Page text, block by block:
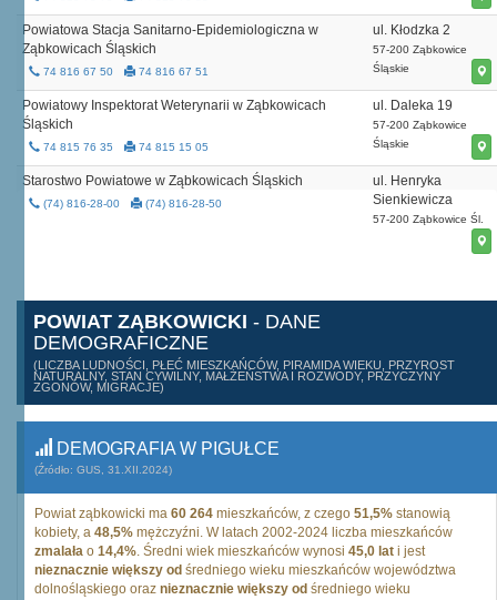
Powiatowa Stacja Sanitarno-Epidemiologiczna w
Ząbkowicach Śląskich
74 816 67 50 74 816 67 51
ul. Kłodzka 2
57-200 Ząbkowice
Śląskie
Powiatowy Inspektorat Weterynarii w Ząbkowicach
Śląskich
74 815 76 35 74 815 15 05
ul. Daleka 19
57-200 Ząbkowice
Śląskie
Starostwo Powiatowe w Ząbkowicach Śląskich
(74) 816-28-00 (74) 816-28-50
ul. Henryka
Sienkiewicza
57-200 Ząbkowice Śl.
POWIAT ZĄBKOWICKI - DANE
DEMOGRAFICZNE
(LICZBA LUDNOŚCI, PŁEĆ MIESZKAŃCÓW, PIRAMIDA WIEKU, PRZYROST
NATURALNY, STAN CYWILNY, MAŁŻEŃSTWA I ROZWODY, PRZYCZYNY
ZGONÓW, MIGRACJE)
DEMOGRAFIA W PIGUŁCE
(Źródło: GUS, 31.XII.2024)
Powiat ząbkowicki ma 60 264 mieszkańców, z czego 51,5% stanowią
kobiety, a 48,5% mężczyźni. W latach 2002-2024 liczba mieszkańców
zmalała o 14,4%. Średni wiek mieszkańców wynosi 45,0 lat i jest
nieznacznie większy od średniego wieku mieszkańców województwa
dolnośląskiego oraz nieznacznie większy od średniego wieku